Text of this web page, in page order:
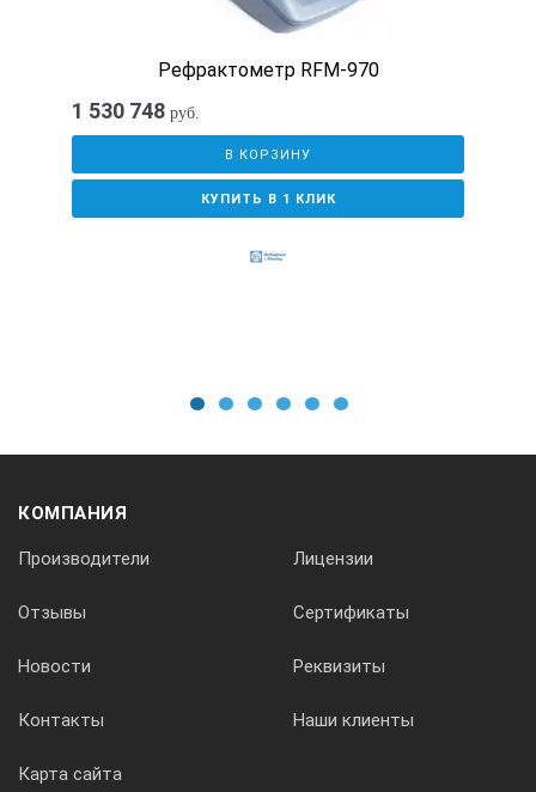
Система автоматической температурной коррекции (АТС)
Да
2. Отвёртка для калибровки — 1 шт.
3. Пипетка — 1 шт.
6. Гарантийный талон — 1 экз.
Рефрактометр RFM-970
1 530 748 руб.
В КОРЗИНУ
КУПИТЬ В 1 КЛИК
КОМПАНИЯ
Производители Лицензии
Отзывы Сертификаты
Новости Реквизиты
Контакты Наши клиенты
Карта сайта